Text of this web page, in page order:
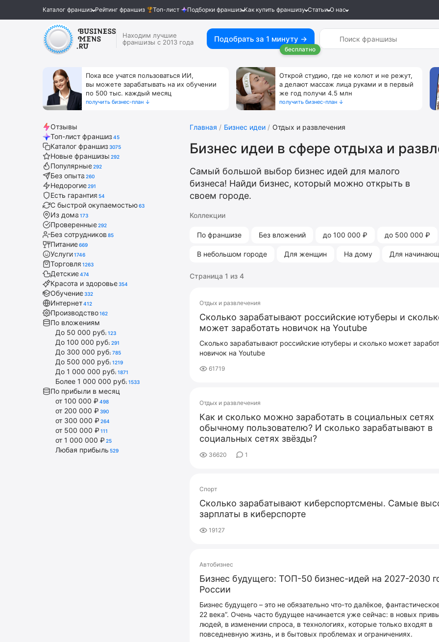
Каталог франшиз Рейтинг франшиз Топ-лист Подборки франшиз Как купить франшизу Статьи О нас
Находим лучшие
франшизы с 2013 года
Подобрать за 1 минуту →
бесплатно
Пока все учатся пользоваться ИИ,
вы можете зарабатывать на их обучении
по 500 тыс. каждый месяц
получить бизнес-план ↓
Открой студию, где не колют и не режут,
а делают массаж лица руками и в первый
же год получи 4.5 млн
получить бизнес-план ↓
Отзывы
Топ-лист франшиз45
Каталог франшиз3075
Новые франшизы 292
Популярные292
Без опыта 260
Недорогие291
Есть гарантия 54
С быстрой окупаемостью63
Из дома 173
Проверенные292
Без сотрудников 85
Питание669
Услуги1746
Торговля 1263
Детские474
Красота и здоровье354
Обучение332
Интернет412
Производство162
По вложениям
До 50 000 руб. 123
До 100 000 руб. 291
До 300 000 руб. 785
До 500 000 руб. 1219
До 1 000 000 руб. 1871
Более 1 000 000 руб. 1533
По прибыли в месяц
от 100 000 ₽ 498
от 200 000 ₽ 390
от 300 000 ₽ 264
от 500 000 ₽ 111
от 1 000 000 ₽ 25
Любая прибыль 529
Главная Бизнес идеи Отдых и развлечения
Бизнес идеи в сфере отдыха и
Самый большой выбор бизнес идей для малого
бизнеса! Найди бизнес, который можно открыть в
своем городе.
Коллекции
По франшизе Без вложений до 100 000 ₽ до 500 000 ₽
В небольшом городе Для женщин На дому Для
Страница 1 из 4
Отдых и развлечения
Сколько зарабатывают российские ютуберы и
может заработать новичок на Youtube
Сколько зарабатывают российские ютуберы и сколько может
новичок на Youtube
61719
Отдых и развлечения
Как и сколько можно заработать в социальных сетях
обычному пользователю? И сколько зарабатывают в
социальных сетях звёзды?
36620 1
Спорт
Сколько зарабатывают киберспортсмены. Самые
зарплаты в киберспорте
19127
Автобизнес
Бизнес будущего: ТОП-50 бизнес-идей на 2027-2030
России
Бизнес будущего – это не обязательно что-то далёкое,
22 века”. Очень часто будущее начинается уже сейчас: в новых
людей, в изменении спроса, в технологиях, которые только входят в
повседневную жизнь, и в бытовых проблемах и ограничениях.